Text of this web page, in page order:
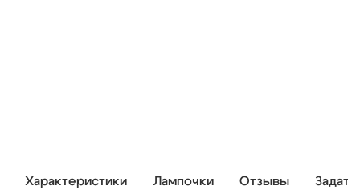
Характеристики Лампочки Отзывы